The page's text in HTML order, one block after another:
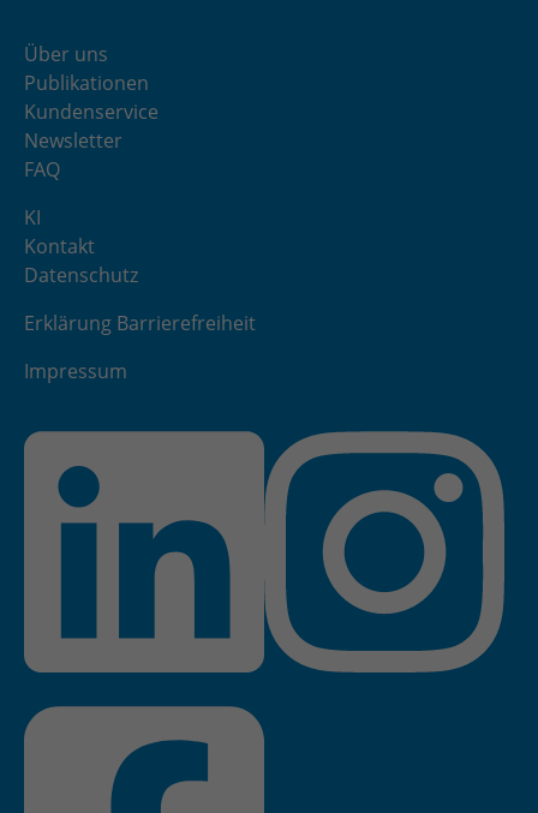
Über uns
Publikationen
Kundenservice
Newsletter
FAQ
KI
Kontakt
Datenschutz
Erklärung Barrierefreiheit
Impressum